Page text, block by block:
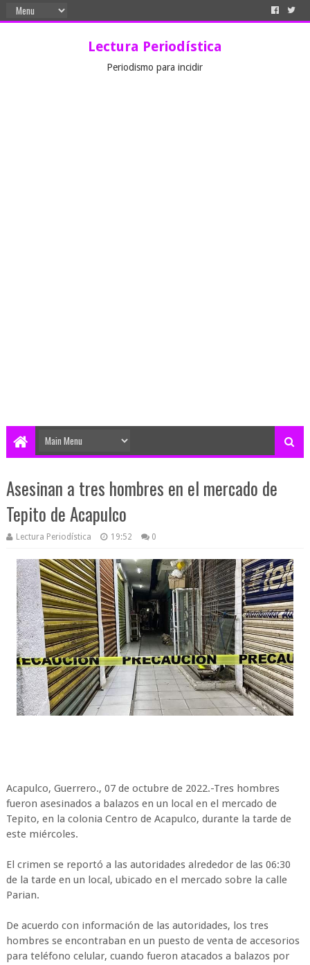
Lectura Periodística
Periodismo para incidir
Asesinan a tres hombres en el mercado de
Tepito de Acapulco
Lectura Periodística 19:52 0
Acapulco, Guerrero., 07 de octubre de 2022.-Tres hombres
fueron asesinados a balazos en un local en el mercado de
Tepito, en la colonia Centro de Acapulco, durante la tarde de
este miércoles.
El crimen se reportó a las autoridades alrededor de las 06:30
de la tarde en un local, ubicado en el mercado sobre la calle
Parian.
De acuerdo con información de las autoridades, los tres
hombres se encontraban en un puesto de venta de accesorios
para teléfono celular, cuando fueron atacados a balazos por